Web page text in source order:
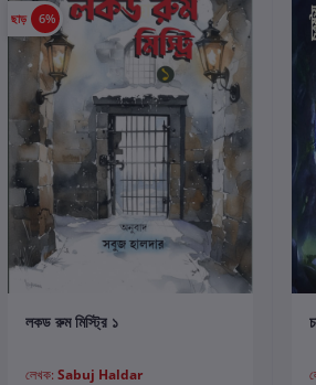
ছাড় 6%
কার্টে যোগ করুন
লকড রুম মিস্ট্রি ১
লেখক:Sabuj Haldar